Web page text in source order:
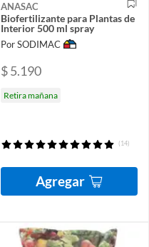
ANASAC
Biofertilizante para Plantas de
Interior 500 ml spray
Por SODIMAC
$ 5.190
Retira mañana
(14)
Agregar